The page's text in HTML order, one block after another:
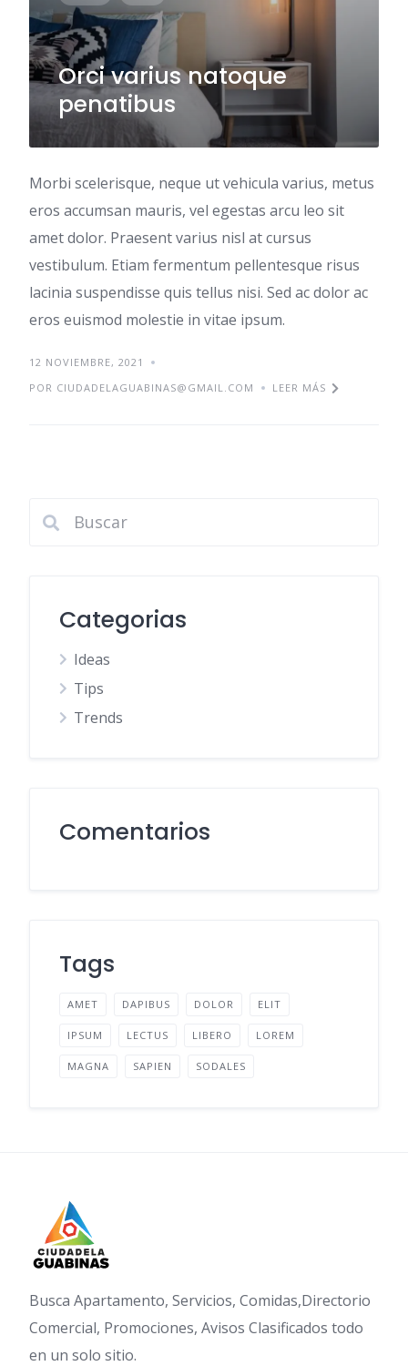
Orci varius natoque
penatibus
Morbi scelerisque, neque ut vehicula varius, metus
eros accumsan mauris, vel egestas arcu leo sit
amet dolor. Praesent varius nisl at cursus
vestibulum. Etiam fermentum pellentesque risus
lacinia suspendisse quis tellus nisi. Sed ac dolor ac
eros euismod molestie in vitae ipsum.
12 NOVIEMBRE, 2021
POR CIUDADELAGUABINAS@GMAIL.COM
LEER MÁS
Categorias
Ideas
Tips
Trends
Comentarios
Tags
AMET DAPIBUS DOLOR ELIT
IPSUM LECTUS LIBERO LOREM
MAGNA SAPIEN SODALES
Busca Apartamento, Servicios, Comidas,Directorio
Comercial, Promociones, Avisos Clasificados todo
en un solo sitio.